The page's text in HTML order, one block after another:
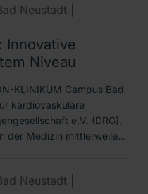
Neustadt |
Innovative
Niveau
KLINIKUM Campus Bad
kardiovaskuläre
e.V. (DRG).
der Medizin mittlerweile…
Neustadt |